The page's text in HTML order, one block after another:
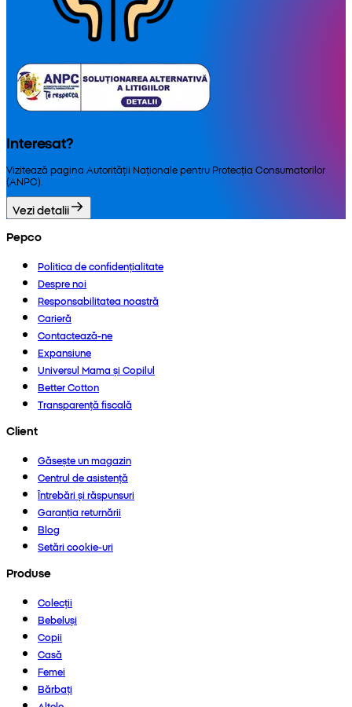
Interesat?
Vizitează pagina Autorității Naționale pentru Protecția Consumatorilor
(ANPC).
Vezi detalii
Pepco
Politica de confidențialitate
Despre noi
Responsabilitatea noastră
Carieră
Contactează-ne
Expansiune
Universul Mama și Copilul
Better Cotton
Transparență fiscală
Client
Găsește un magazin
Centrul de asistență
Întrebări și răspunsuri
Garanția returnării
Blog
Setări cookie-uri
Produse
Colecții
Bebeluși
Copii
Casă
Femei
Bărbați